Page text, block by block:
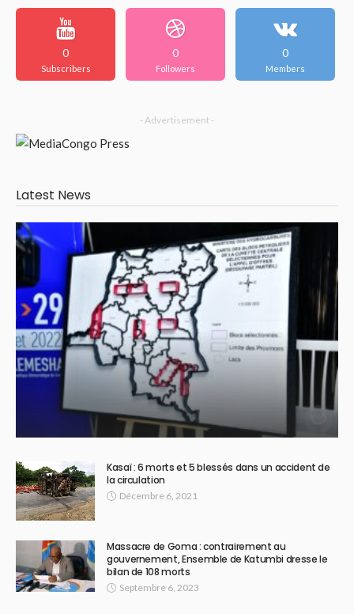
0
Subscribers
0
Followers
0
Members
- Advertisement -
Latest News
Kasaï : 6 morts et 5 blessés dans un accident de
la circulation
Décembre 6, 2021
Massacre de Goma : contrairement au
gouvernement, Ensemble de Katumbi dresse le
bilan de 108 morts
Septembre 6, 2023